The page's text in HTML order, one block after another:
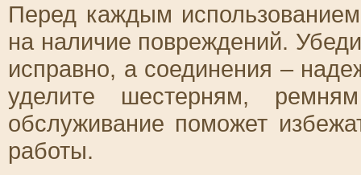
Перед каждым
на наличие повреждений.
исправно, а соединения –
уделите шестерням,
обслуживание поможет
работы.